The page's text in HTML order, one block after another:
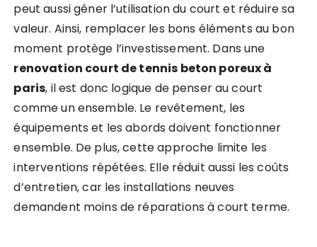
peut aussi gêner l’utilisation du court et réduire sa
valeur. Ainsi, remplacer les bons éléments au bon
moment protège l’investissement. Dans une
renovation court de tennis beton poreux à
paris, il est donc logique de penser au court
comme un ensemble. Le revêtement, les
équipements et les abords doivent fonctionner
ensemble. De plus, cette approche limite les
interventions répétées. Elle réduit aussi les coûts
d’entretien, car les installations neuves
demandent moins de réparations à court terme.